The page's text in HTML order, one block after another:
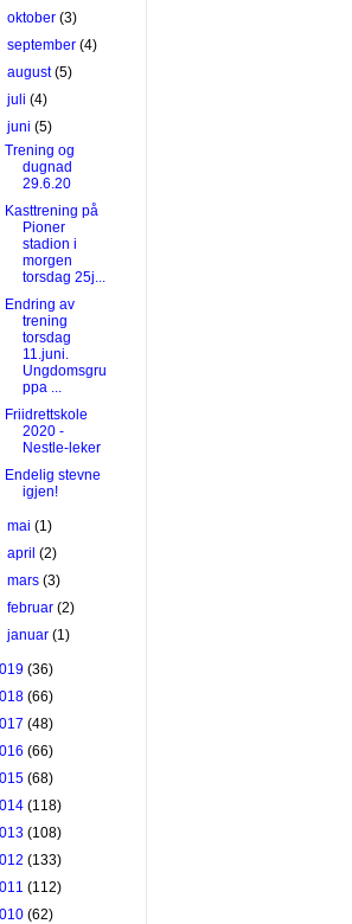
oktober(3)
september(4)
august(5)
juli(4)
juni(5)
Trening og
dugnad
29.6.20
Kasttrening på
Pioner
stadion i
morgen
torsdag 25j...
Endring av
trening
torsdag
11.juni.
Ungdomsgru
ppa ...
Friidrettskole
2020 -
Nestle-leker
Endelig stevne
igjen!
mai(1)
april(2)
mars(3)
februar(2)
januar(1)
(36)
(66)
(48)
(66)
(68)
(118)
(108)
(133)
(112)
(62)